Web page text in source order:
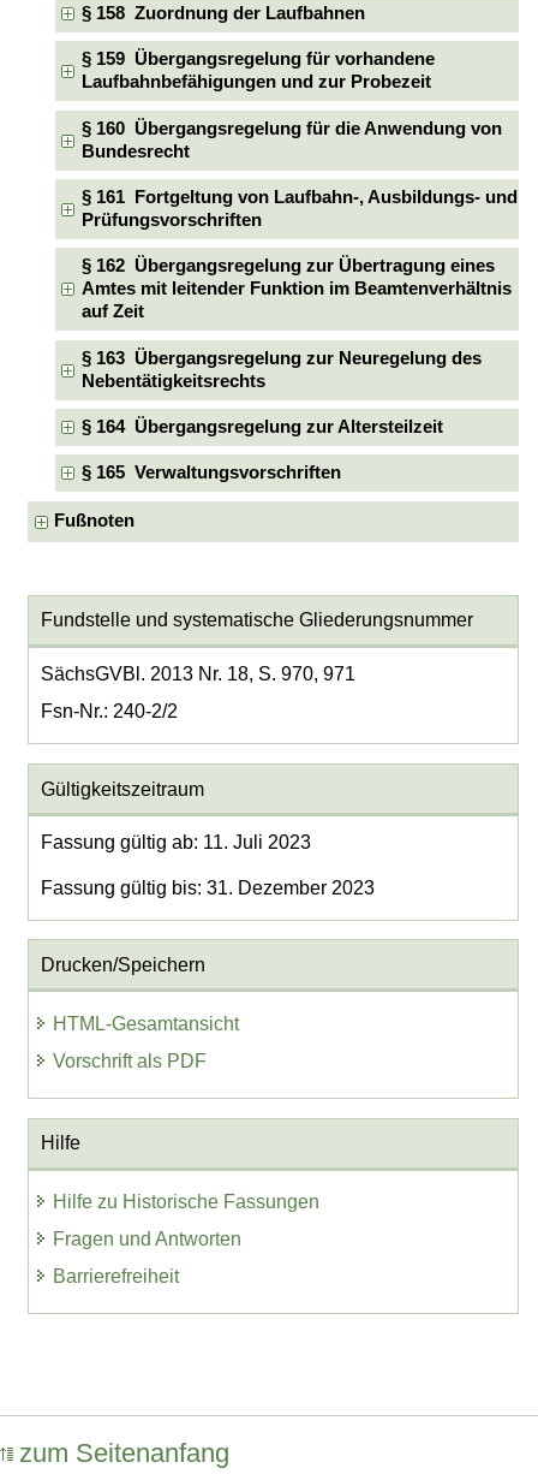
§ 158 Zuordnung der Laufbahnen
§ 159 Übergangsregelung für vorhandene
Laufbahnbefähigungen und zur Probezeit
§ 160 Übergangsregelung für die Anwendung von
Bundesrecht
§ 161 Fortgeltung von Laufbahn-, Ausbildungs- und
Prüfungsvorschriften
§ 162 Übergangsregelung zur Übertragung eines
Amtes mit leitender Funktion im Beamtenverhältnis
auf Zeit
§ 163 Übergangsregelung zur Neuregelung des
Nebentätigkeitsrechts
§ 164 Übergangsregelung zur Altersteilzeit
§ 165 Verwaltungsvorschriften
Fußnoten
Fundstelle und systematische Gliederungsnummer
SächsGVBl. 2013 Nr. 18, S. 970, 971
Fsn-Nr.: 240-2/2
Gültigkeitszeitraum
Fassung gültig ab: 11. Juli 2023
Fassung gültig bis: 31. Dezember 2023
Drucken/Speichern
HTML-Gesamtansicht
Vorschrift als PDF
Hilfe
Hilfe zu Historische Fassungen
Fragen und Antworten
Barrierefreiheit
zum Seitenanfang